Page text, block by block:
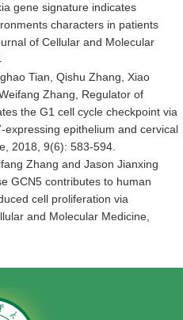
gene signature indicates
characters in patients
of Cellular and Molecular
Tian, Qishu Zhang, Xiao
Zhang, Regulator of
the G1 cell cycle checkpoint via
epithelium and cervical
2018, 9(6): 583-594.
Zhang and Jason Jianxing
GCN5 contributes to human
cell proliferation via
and Molecular Medicine,